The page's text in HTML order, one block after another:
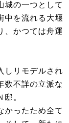
城の一つとして
中を流れる大堰
、かつては舟運
しリモデルされ
数不詳の立派な
。
かったため全て